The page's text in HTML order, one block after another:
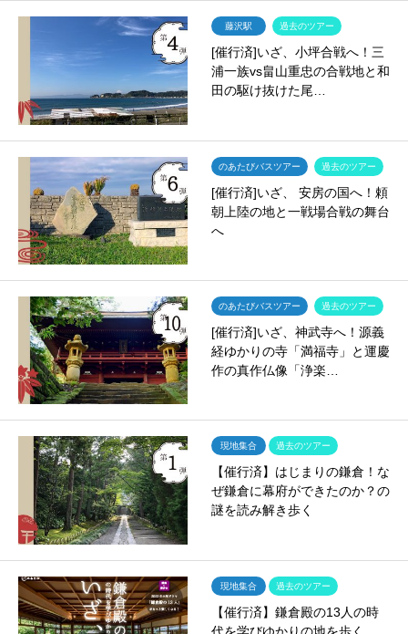
藤沢駅 過去のツアー
[催行済]いざ、小坪合戦へ！三
浦一族vs畠山重忠の合戦地と和
田の駆け抜けた尾…
のあたびバスツアー 過去のツアー
[催行済]いざ、 安房の国へ！頼
朝上陸の地と一戦場合戦の舞台
へ
のあたびバスツアー 過去のツアー
[催行済]いざ、神武寺へ！源義
経ゆかりの寺「満福寺」と運慶
作の真作仏像「浄楽…
現地集合 過去のツアー
【催行済】はじまりの鎌倉！な
ぜ鎌倉に幕府ができたのか？の
謎を読み解き歩く
現地集合 過去のツアー
【催行済】鎌倉殿の13人の時
代を学びゆかりの地を歩く。